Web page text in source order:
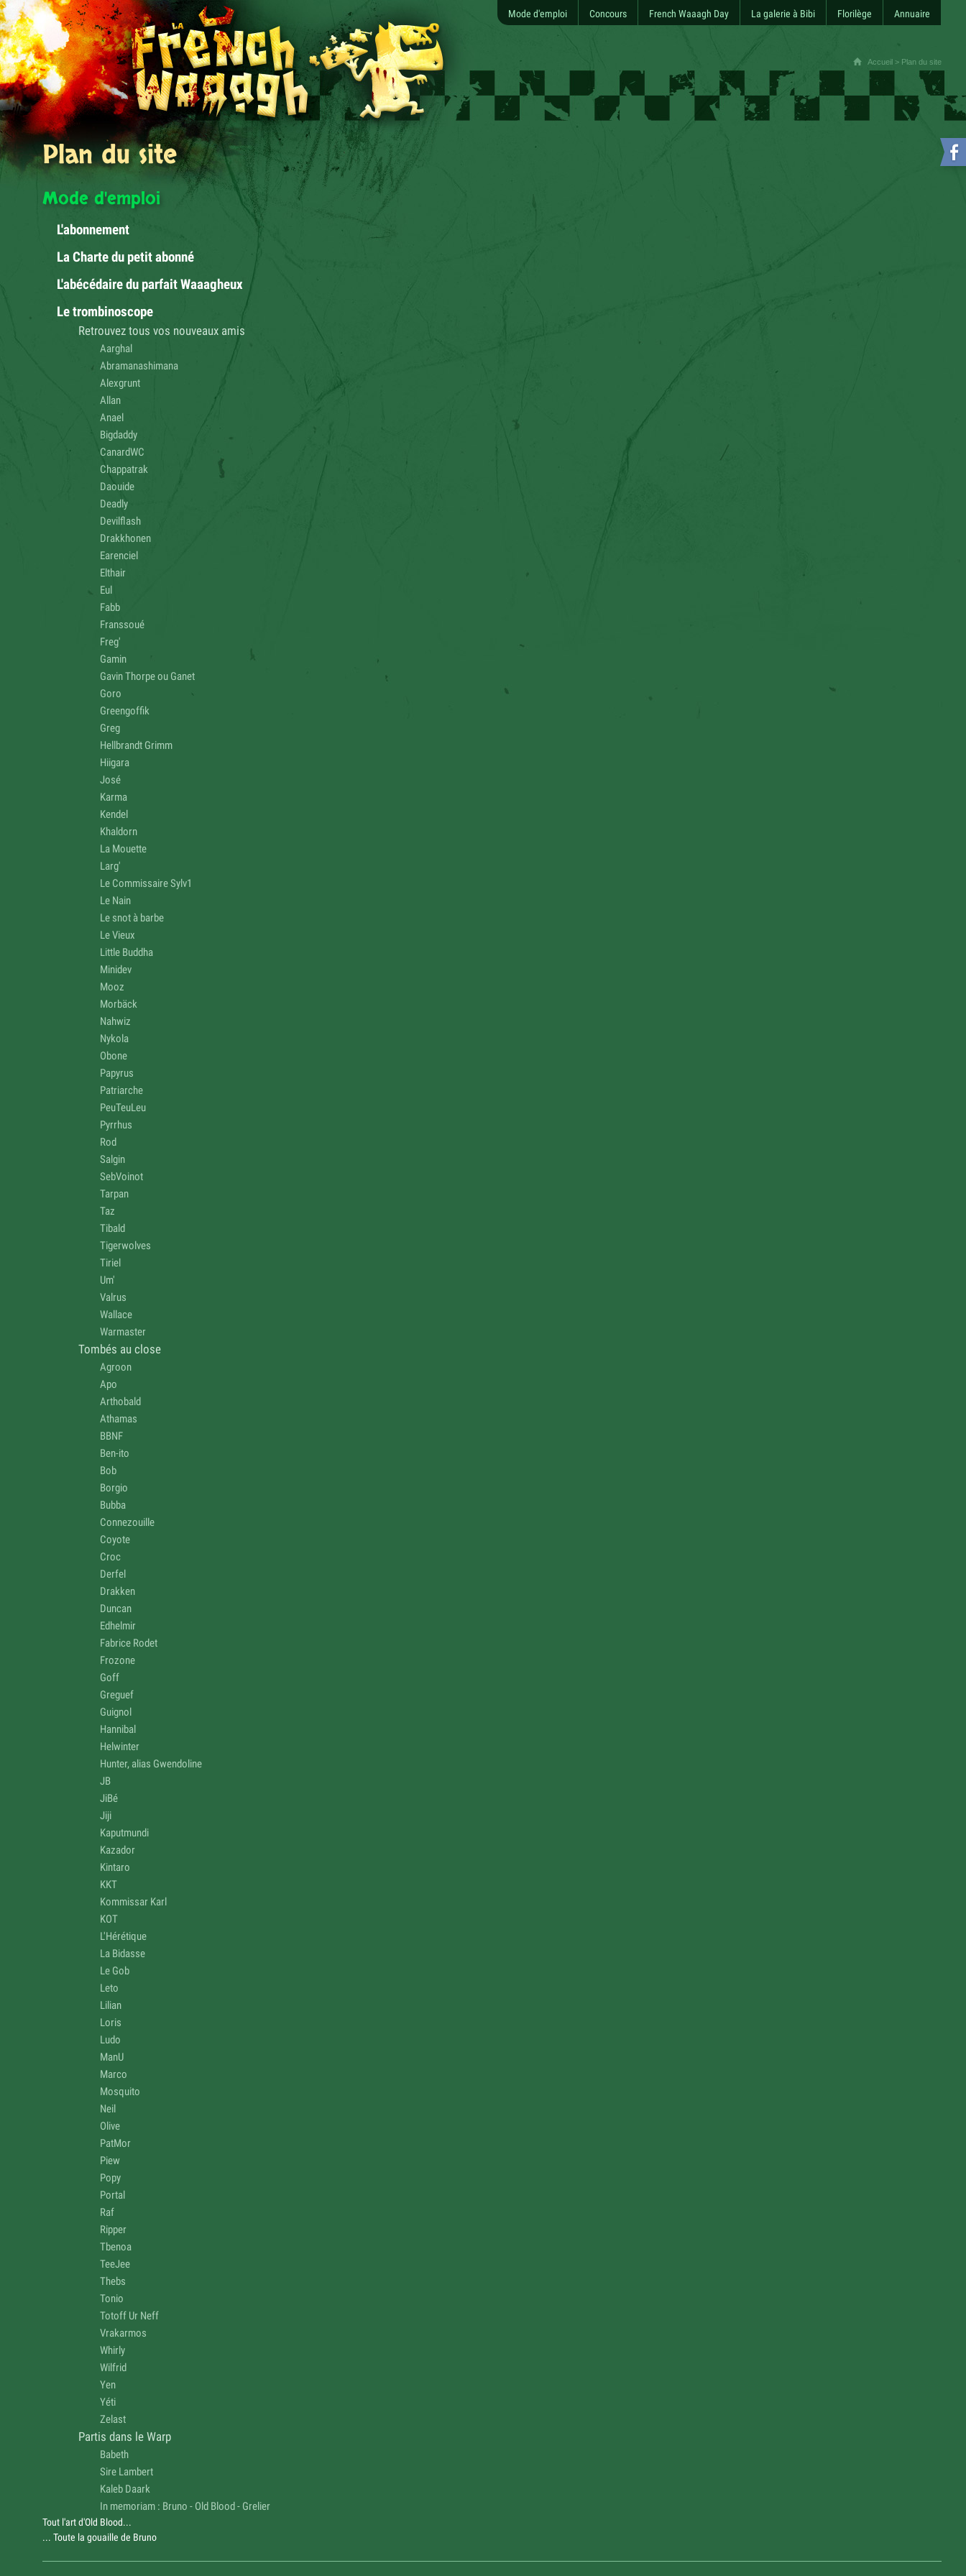
Mode d'emploi Concours French Waaagh Day La galerie à Bibi Florilège Annuaire
Accueil > Plan du site
Plan du site
Mode d'emploi
L'abonnement
La Charte du petit abonné
L'abécédaire du parfait Waaagheux
Le trombinoscope
Retrouvez tous vos nouveaux amis
Aarghal
Abramanashimana
Alexgrunt
Allan
Anael
Bigdaddy
CanardWC
Chappatrak
Daouide
Deadly
Devilflash
Drakkhonen
Earenciel
Elthair
Eul
Fabb
Franssoué
Freg'
Gamin
Gavin Thorpe ou Ganet
Goro
Greengoffik
Greg
Hellbrandt Grimm
Hiigara
José
Karma
Kendel
Khaldorn
La Mouette
Larg'
Le Commissaire Sylv1
Le Nain
Le snot à barbe
Le Vieux
Little Buddha
Minidev
Mooz
Morbäck
Nahwiz
Nykola
Obone
Papyrus
Patriarche
PeuTeuLeu
Pyrrhus
Rod
Salgin
SebVoinot
Tarpan
Taz
Tibald
Tigerwolves
Tiriel
Um'
Valrus
Wallace
Warmaster
Tombés au close
Agroon
Apo
Arthobald
Athamas
BBNF
Ben-ito
Bob
Borgio
Bubba
Connezouille
Coyote
Croc
Derfel
Drakken
Duncan
Edhelmir
Fabrice Rodet
Frozone
Goff
Greguef
Guignol
Hannibal
Helwinter
Hunter, alias Gwendoline
JB
JiBé
Jiji
Kaputmundi
Kazador
Kintaro
KKT
Kommissar Karl
KOT
L'Hérétique
La Bidasse
Le Gob
Leto
Lilian
Loris
Ludo
ManU
Marco
Mosquito
Neil
Olive
PatMor
Piew
Popy
Portal
Raf
Ripper
Tbenoa
TeeJee
Thebs
Tonio
Totoff Ur Neff
Vrakarmos
Whirly
Wilfrid
Yen
Yéti
Zelast
Partis dans le Warp
Babeth
Sire Lambert
Kaleb Daark
In memoriam : Bruno - Old Blood - Grelier
Tout l'art d'Old Blood...
... Toute la gouaille de Bruno